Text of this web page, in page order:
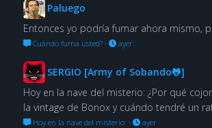
Paluego
Entonces yo podría fumar ahora mismo,
Cuándo fuma usted?· ayer
SERGIO [Army of Sobando🐸]
Hoy en la nave del misterio: ¿Por qué
la vintage de Bonox y cuándo tendré un
Hoy en la nave del misterio: · ayer